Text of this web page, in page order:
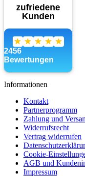
Informationen
Kontakt
Partnerprogramm
Zahlung und
Widerrufsrecht
Vertrag widerrufen
Cookie-
AGB und
Impressum